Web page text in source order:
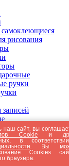
рисования
ручки
записей
5000 рублей
5000 рублей
3000 рублей
2000 рублей
1000 рублей
наш сайт, вы
Cookie и
в
. Вы
Cookies
браузера.